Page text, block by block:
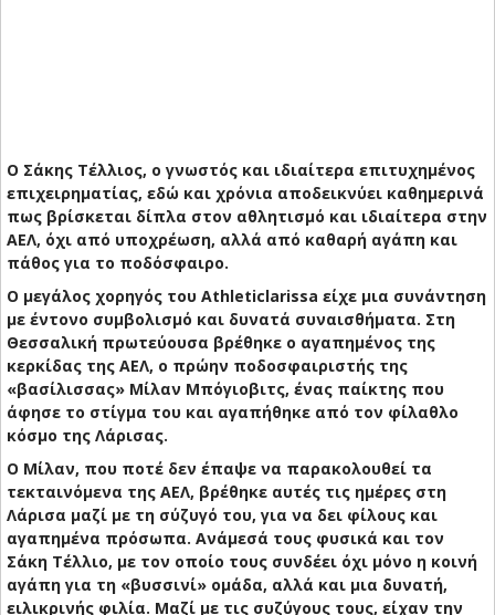
Ο Σάκης Τέλλιος, ο γνωστός και ιδιαίτερα επιτυχημένος
επιχειρηματίας, εδώ και χρόνια αποδεικνύει καθημερινά
πως βρίσκεται δίπλα στον αθλητισμό και ιδιαίτερα στην
ΑΕΛ, όχι από υποχρέωση, αλλά από καθαρή αγάπη και
πάθος για το ποδόσφαιρο.
Ο μεγάλος χορηγός του Athleticlarissa είχε μια συνάντηση
με έντονο συμβολισμό και δυνατά συναισθήματα. Στη
Θεσσαλική πρωτεύουσα βρέθηκε ο αγαπημένος της
κερκίδας της ΑΕΛ, ο πρώην ποδοσφαιριστής της
«βασίλισσας» Μίλαν Μπόγιοβιτς, ένας παίκτης που
άφησε το στίγμα του και αγαπήθηκε από τον φίλαθλο
κόσμο της Λάρισας.
Ο Μίλαν, που ποτέ δεν έπαψε να παρακολουθεί τα
τεκταινόμενα της ΑΕΛ, βρέθηκε αυτές τις ημέρες στη
Λάρισα μαζί με τη σύζυγό του, για να δει φίλους και
αγαπημένα πρόσωπα. Ανάμεσά τους φυσικά και τον
Σάκη Τέλλιο, με τον οποίο τους συνδέει όχι μόνο η κοινή
αγάπη για τη «βυσσινί» ομάδα, αλλά και μια δυνατή,
ειλικρινής φιλία. Μαζί με τις συζύγους τους, είχαν την